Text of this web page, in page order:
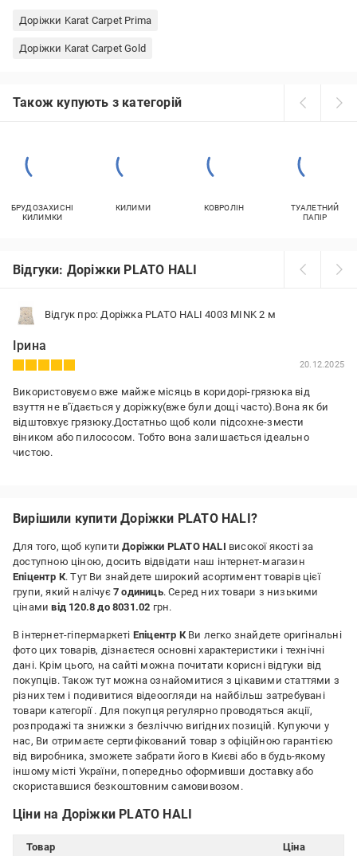
Доріжки Karat Carpet Prima
Доріжки Karat Carpet Gold
Також купують з категорій
БРУДОЗАХИСНІ
КИЛИМКИ
КИЛИМИ КОВРОЛІН
ТУАЛЕТНИЙ
ПАПІР
Відгуки: Доріжки PLATO HALI
Відгук про: Доріжка PLATO HALI 4003 MINK 2 м
Ірина
20.12.2025
Використовуємо вже майже місяць в коридорі-грязюка від
взуття не вʼїдається у доріжку(вже були дощі часто).Вона як би
відштовхує грязюку.Достатньо щоб коли підсохне-змести
віником або пилососом. Тобто вона залишається ідеально
чистою.
Вирішили купити Доріжки PLATO HALI?
Для того, щоб купитиДоріжки PLATO HALI високої якості за
доступною ціною, досить відвідати наш інтернет-магазин
Епіцентр К. Тут Ви знайдете широкий асортимент товарів цієї
групи, який налічує 7 одиниць. Серед них товари з низькими
цінамивід 120.8 до 8031.02 грн.
В інтернет-гіпермаркеті Епіцентр КВи легко знайдете оригінальні
фото цих товарів, дізнаєтеся основні характеристики і технічні
дані. Крім цього, на сайті можна почитати корисні відгуки від
покупців. Також тут можна ознайомитися з цікавими статтями з
різних тем і подивитися відеоогляди на найбільш затребувані
товари категорії . Для покупця регулярно проводяться акції,
розпродажі та знижки з безліччю вигідних позицій. Купуючи у
нас, Ви отримаєте сертифікований товар з офіційною гарантією
від виробника, зможете забрати його в Києві або в будь-якому
іншому місті України, попередньо оформивши доставку або
скориставшися безкоштовним самовивозом.
Ціни на Доріжки PLATO HALI
Товар
Ціна